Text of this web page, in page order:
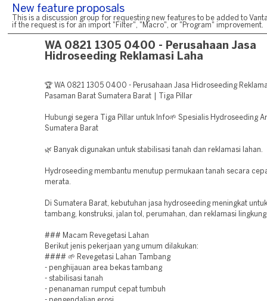
New feature proposals
This is a discussion group for requesting new features to be added to
if the request is for an import "Filter", "Macro", or "Program" improvement.
WA 0821 1305 0400 - Perusahaan Jasa
Hidroseeding Reklamasi Laha
🏆 WA 0821 1305 0400 - Perusahaan Jasa Hidroseeding
Pasaman Barat Sumatera Barat | Tiga Pillar
Hubungi segera Tiga Pillar untuk Info🌱 Spesialis Hydroseeding
Sumatera Barat
🌿 Banyak digunakan untuk stabilisasi tanah dan reklamasi lahan.
Hydroseeding membantu menutup permukaan tanah secara
merata.
Di Sumatera Barat, kebutuhan jasa hydroseeding meningkat
tambang, konstruksi, jalan tol, perumahan, dan reklamasi
### Macam Revegetasi Lahan
Berikut jenis pekerjaan yang umum dilakukan:
#### 🌱 Revegetasi Lahan Tambang
- penghijauan area bekas tambang
- stabilisasi tanah
- penanaman rumput cepat tumbuh